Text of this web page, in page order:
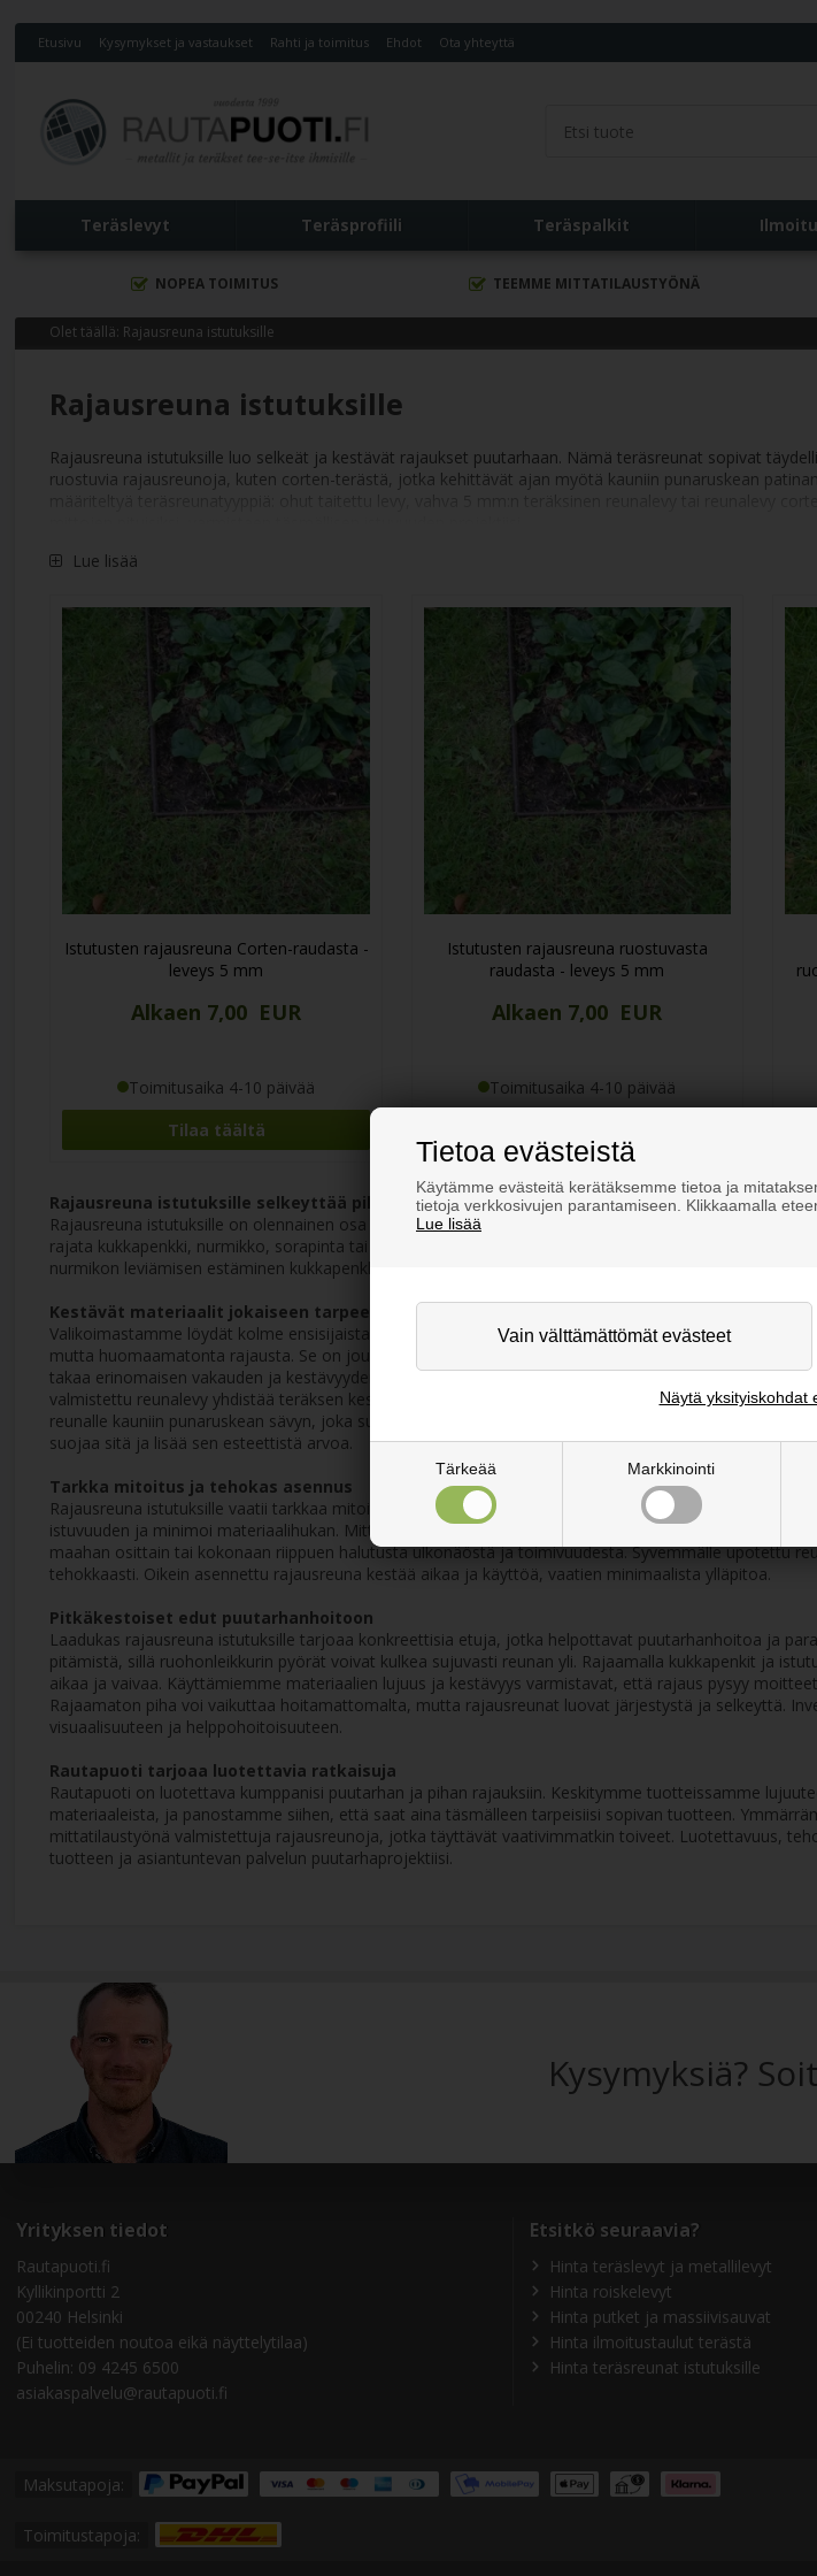
Tietoa evästeistä
Käytämme evästeitä kerätäksemme tietoa ja
tietoja verkkosivujen parantamiseen. Klikkaamalla
Lue lisää
Tärkeää Markkinointi
Näytä yksityiskohdat
Etusivu Kysymykset ja vastaukset Rahti ja toimitus Ehdot Ota yhteyttä
Teräslevyt Teräsprofiili Teräspalkit
NOPEA TOIMITUS TEEMME MITTATILAUSTYÖNÄ
Olet täällä: Rajausreuna istutuksille
Rajausreuna istutuksille
Rajausreuna istutuksille luo selkeät ja kestävät rajaukset puutarhaan. Nämä teräsreunat sopivat
ruostuvia rajausreunoja, kuten corten-terästä, jotka kehittävät ajan myötä kauniin punaruskean
Lue lisää
Istutusten rajausreuna Corten-raudasta -
leveys 5 mm
Alkaen 7,00 EUR
Toimitusaika 4-10 päivää
Tilaa täältä
Istutusten rajausreuna ruostuvasta
raudasta - leveys 5 mm
Alkaen 7,00 EUR
Toimitusaika 4-10 päivää
Rajausreuna istutuksille selkeyttää piha-alueita
Rajausreuna istutuksille on olennainen osa toimivaa ja esteettistä ulkotilaa. Nämä kestävät
rajata kukkapenkki, nurmikko, sorapinta tai kulkuväylä, laadukas reunus estää tehokkaasti maa-
nurmikon leviämisen estäminen kukkapenkkeihin tai koristekivien pitäminen omalla paikallaan
Kestävät materiaalit jokaiseen tarpeeseen
Valikoimastamme löydät kolme ensisijaista teräsreunatyyppiä, joilla on oit ominaisuutensa. Ohut
mutta huomaamatonta rajausta. Se on joustava ja mahdollistaa erilaisten muotojen luomisen.
takaa erinomaisen vakauden ja kestävyyden raskaampien maa-ainesten tai vilkkaiden kulkuväylien
valmistettu reunalevy yhdistää teräksen kestävyyden ainutlaatuiseen visuaaliseen ilmeeseen.
reunalle kauniin punaruskean sävyn, joka sulautuu luontevasti ympäristöön ja tekee materiaalista
suojaa sitä ja lisää sen esteettistä arvoa.
Tarkka mitoitus ja tehokas asennus
Rajausreuna istutuksille vaatii tarkkaa mitoitusta onnistuneen lopputuloksen saavuttamiseksi.
istuvuuden ja minimoi materiaalihukan. Mittatilauspalvelu varmistaa, että saat juuri oikean pituiset ja
maahan osittain tai kokonaan riippuen halutusta ulkonäöstä ja toimivuudesta. Syvemmälle upotettu
tehokkaasti. Oikein asennettu rajausreuna kestää aikaa ja käyttöä, vaatien minimaalista ylläpitoa.
Pitkäkestoiset edut puutarhanhoitoon
Laadukas rajausreuna istutuksille tarjoaa konkreettisia etuja, jotka helpottavat puutarhanhoitoa ja
pitämistä, sillä ruohonleikkurin pyörät voivat kulkea sujuvasti reunan yli. Rajaamalla kukkapenkit ja
aikaa ja vaivaa. Käyttämiemme materiaalien lujuus ja kestävyys varmistavat, että rajaus pysyy
Rajaamaton piha voi vaikuttaa hoitamattomalta, mutta rajausreunat luovat järjestystä ja selkeyttä.
visuaalisuuteen ja helppohoitoisuuteen.
Rautapuoti tarjoaa luotettavia ratkaisuja
Rautapuoti on luotettava kumppanisi puutarhan ja pihan rajauksiin. Keskitymme tuotteissamme
materiaaleista, ja panostamme siihen, että saat aina täsmälleen tarpeisiisi sopivan tuotteen.
mittatilaustyönä valmistettuja rajausreunoja, jotka täyttävät vaativimmatkin toiveet. Luotettavuus,
tuotteen ja asiantuntevan palvelun puutarhaprojektiisi.
Kysymyksiä?
Yrityksen tiedot
Rautapuoti.fi
Kyllikinportti 2
00240 Helsinki
(Ei tuotteiden noutoa eikä näyttelytilaa)
Puhelin: 09 4245 6500
asiakaspalvelu@rautapuoti.fi
Etsitkö seuraavia?
Hinta teräslevyt ja metallilevyt
Hinta roiskelevyt
Hinta putket ja massiivisauvat
Hinta ilmoitustaulut terästä
Hinta teräsreunat istutuksille
Maksutapoja:
Toimitustapoja: